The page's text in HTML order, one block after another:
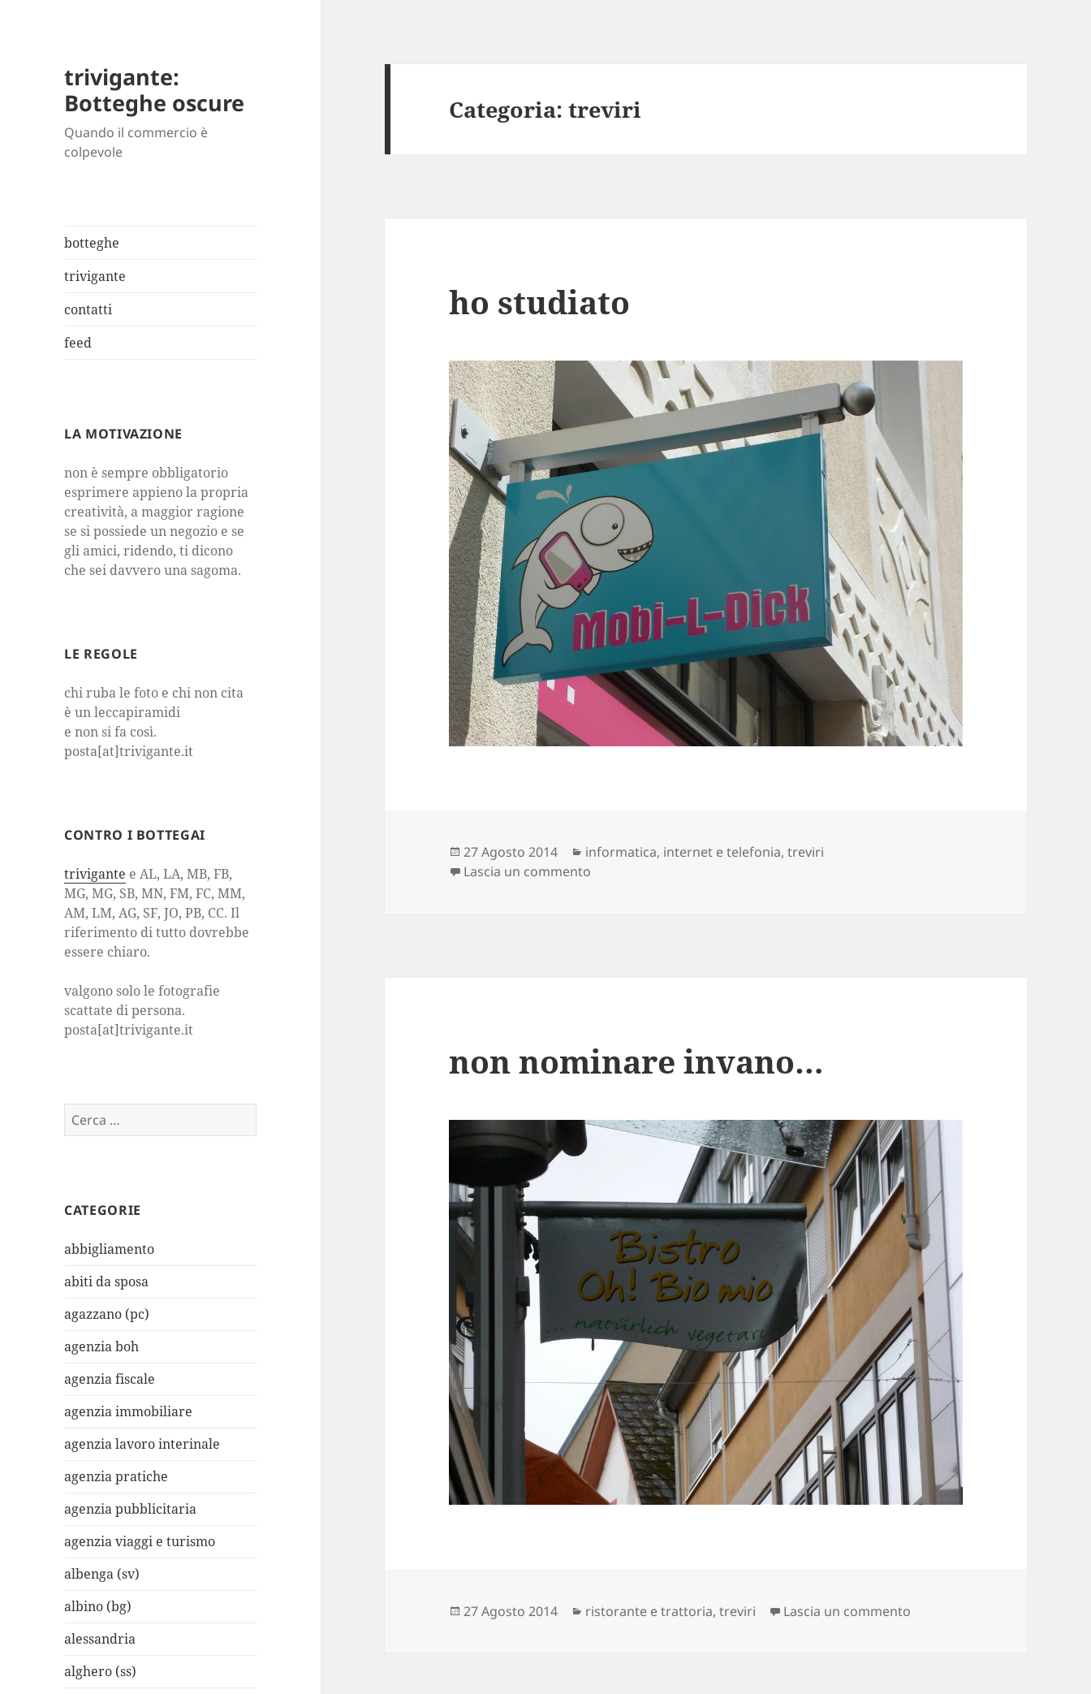
trivigante:
Botteghe oscure
Quando il commercio è
colpevole
botteghe
trivigante
contatti
feed
LA MOTIVAZIONE
non è sempre obbligatorio
esprimere appieno la propria
creatività, a maggior ragione
se si possiede un negozio e se
gli amici, ridendo, ti dicono
che sei davvero una sagoma.
LE REGOLE
chi ruba le foto e chi non cita
è un leccapiramidi
e non si fa così.
posta[at]trivigante.it
CONTRO I BOTTEGAI
trivigante e AL, LA, MB, FB,
MG, MG, SB, MN, FM, FC, MM,
AM, LM, AG, SF, JO, PB, CC. Il
riferimento di tutto dovrebbe
essere chiaro.
valgono solo le fotografie
scattate di persona.
posta[at]trivigante.it
Ricerca
per:
CATEGORIE
abbigliamento
abiti da sposa
agazzano (pc)
agenzia boh
agenzia fiscale
agenzia immobiliare
agenzia lavoro interinale
agenzia pratiche
agenzia pubblicitaria
agenzia viaggi e turismo
albenga (sv)
albino (bg)
alessandria
alghero (ss)
Categoria:treviri
ho studiato
Scritto
il
27 Agosto 2014 Categorie
informatica, internet e telefonia,treviri
Lascia un commento
non nominare invano…
Scritto
27 Agosto 2014 Categorie
ristorante e trattoria,treviri Lascia un commento